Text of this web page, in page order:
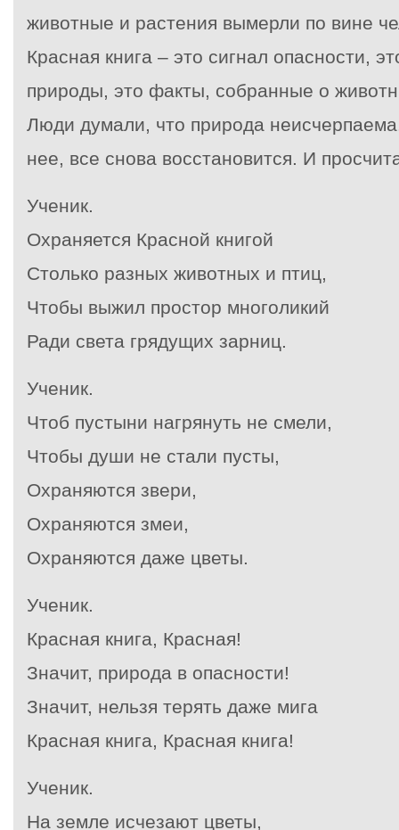
животные и растения вымерли по вине
Красная книга – это сигнал опасности,
природы, это факты, собранные о
Люди думали, что природа
нее, все снова восстановится. И
Ученик.
Охраняется Красной книгой
Столько разных животных и птиц,
Чтобы выжил простор многоликий
Ради света грядущих зарниц.
Ученик.
Чтоб пустыни нагрянуть не смели,
Чтобы души не стали пусты,
Охраняются звери,
Охраняются змеи,
Охраняются даже цветы.
Ученик.
Красная книга, Красная!
Значит, природа в опасности!
Значит, нельзя терять даже мига
Красная книга, Красная книга!
Ученик.
На земле исчезают цветы,